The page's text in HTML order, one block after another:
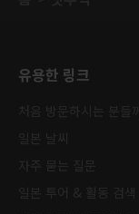
유용한 링크